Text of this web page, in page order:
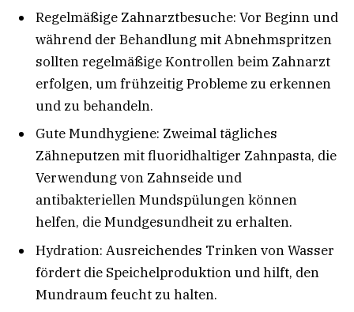
Regelmäßige Zahnarztbesuche: Vor Beginn und
während der Behandlung mit Abnehmspritzen
sollten regelmäßige Kontrollen beim Zahnarzt
erfolgen, um frühzeitig Probleme zu erkennen
und zu behandeln.
Gute Mundhygiene: Zweimal tägliches
Zähneputzen mit fluoridhaltiger Zahnpasta, die
Verwendung von Zahnseide und
antibakteriellen Mundspülungen können
helfen, die Mundgesundheit zu erhalten.
Hydration: Ausreichendes Trinken von Wasser
fördert die Speichelproduktion und hilft, den
Mundraum feucht zu halten.